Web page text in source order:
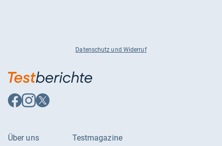
Datenschutz und Widerruf
Auf
Facebook
Auf
Instagram
Auf
X
Über uns Testmagazine